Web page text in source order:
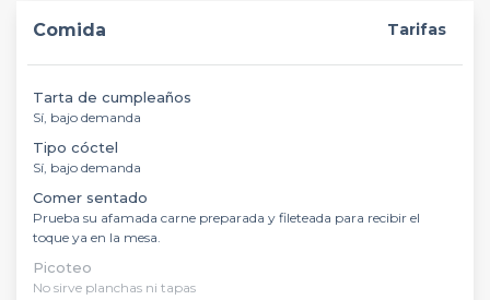
Comida Tarifas
Tarta de cumpleaños
Sí, bajo demanda
Tipo cóctel
Sí, bajo demanda
Comer sentado
Prueba su afamada carne preparada y fileteada para recibir el
toque ya en la mesa.
Picoteo
No sirve planchas ni tapas